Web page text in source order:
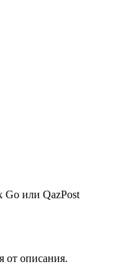
Go или QazPost
от описания.